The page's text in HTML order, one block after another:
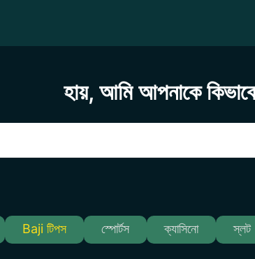
হায়, আমি আপনাকে
Baji টিপস স্পোর্টস ক্যাসিনো স্লট